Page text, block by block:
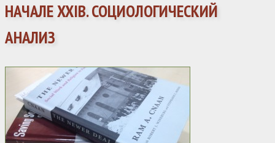
НАЧАЛЕ XXIВ. СОЦИОЛОГИЧЕСКИЙ
АНАЛИЗ